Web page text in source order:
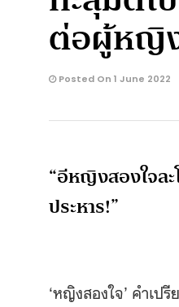
ต่อผู้หญิ
Posted On 1 June 2022
“อีหญิงสองใจล
ประหาร!”
‘หญิงสองใจ’ คำเป